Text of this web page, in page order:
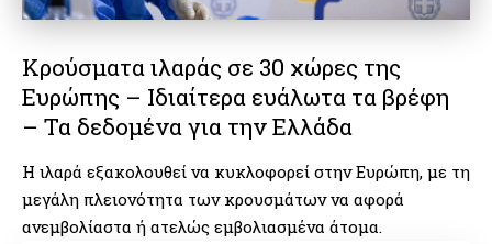
Κρούσματα ιλαράς σε 30 χώρες της
Ευρώπης – Ιδιαίτερα ευάλωτα τα βρέφη
– Τα δεδομένα για την Ελλάδα
Η ιλαρά εξακολουθεί να κυκλοφορεί στην Ευρώπη, με τη
μεγάλη πλειονότητα των κρουσμάτων να αφορά
ανεμβολίαστα ή ατελώς εμβολιασμένα άτομα.